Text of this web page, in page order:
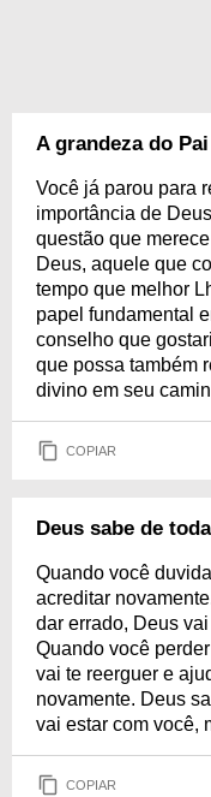
A grandeza do Pai
Você já parou para
importância de
questão que
Deus, aquele que
tempo que melhor
papel fundamental
conselho que
que possa também
divino em seu
COPIAR
Deus sabe de
Quando você
acreditar
dar errado, Deus
Quando você
vai te reerguer e
novamente. Deus
vai estar com você,
COPIAR